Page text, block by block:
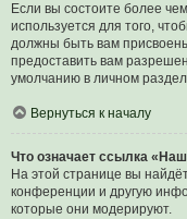
Если вы состоите более
используется для того,
должны быть вам
предоставить вам
умолчанию в личном
Вернуться к началу
Что означает ссылка
На этой странице вы
конференции и другую
которые они модерируют.